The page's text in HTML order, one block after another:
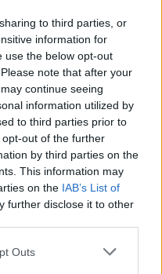
to third parties, or
information for
use the below opt-out
note that after your
continue seeing
information utilized by
to third parties prior to
out of the further
by third parties on the
This information may
on the IAB’s List of
further disclose it to other
one or more Google
Outs
Εγώ
ΣΥΡΙΖΑ-ΑΝΕΛ
θεσμούς , ο κ.
ο κ.
της κάθαρσης
και της
μου λέτε σήμερα
Ε, αφού τα
κάνει και η Νέα
διαφορά μας.